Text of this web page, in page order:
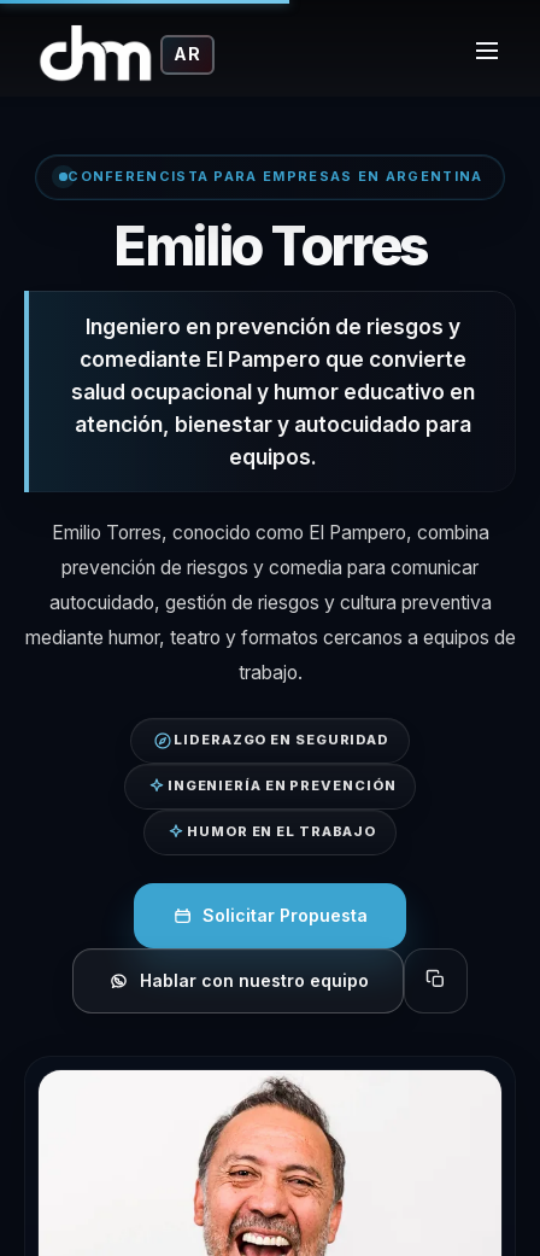
AR
CONFERENCISTA PARA EMPRESAS EN ARGENTINA
Emilio Torres–
Ingeniero en prevención de riesgos y
comediante El Pampero que convierte
salud ocupacional y humor educativo en
atención, bienestar y autocuidado para
equipos.
Emilio Torres, conocido como El Pampero, combina
prevención de riesgos y comedia para comunicar
autocuidado, gestión de riesgos y cultura preventiva
mediante humor, teatro y formatos cercanos a equipos de
trabajo.
LIDERAZGO EN SEGURIDAD
INGENIERÍA EN PREVENCIÓN
HUMOR EN EL TRABAJO
Solicitar Propuesta
Hablar con nuestro equipo Copiar perfil